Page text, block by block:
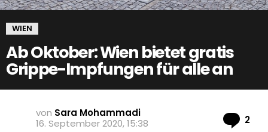
WIEN
Ab Oktober: Wien bietet gratis
Grippe-Impfungen für alle an
von Sara Mohammadi
16. September 2020, 15:38
2